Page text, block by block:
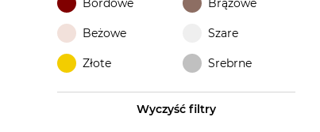
Bordowe Brązowe
Beżowe Szare
Złote Srebrne
Wyczyść filtry